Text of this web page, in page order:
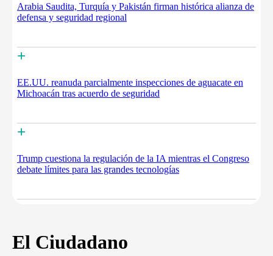
Arabia Saudita, Turquía y Pakistán firman histórica alianza de
defensa y seguridad regional
+
EE.UU. reanuda parcialmente inspecciones de aguacate en
Michoacán tras acuerdo de seguridad
+
Trump cuestiona la regulación de la IA mientras el Congreso
debate límites para las grandes tecnologías
El Ciudadano